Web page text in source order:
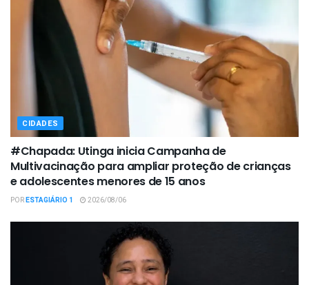
CIDADES
#Chapada: Utinga inicia Campanha de
Multivacinação para ampliar proteção de crianças
e adolescentes menores de 15 anos
PORESTAGIÁRIO 1 2026/08/06